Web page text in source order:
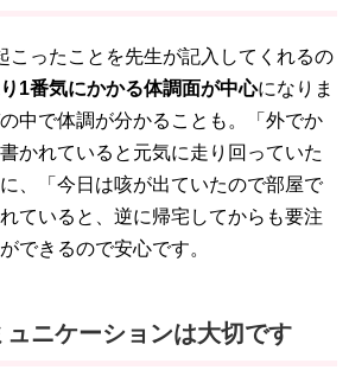
こったことを先生が記入してくれるの
1番気にかかる体調面が中心になりま
中で体調が分かることも。「外でか
かれていると元気に走り回っていた
、「今日は咳が出ていたので部屋で
ていると、逆に帰宅してからも要注
できるので安心です。
ュニケーションは大切です